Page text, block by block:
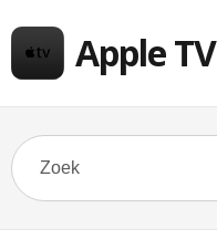
Apple TV